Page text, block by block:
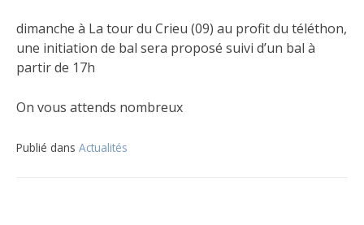
dimanche à La tour du Crieu (09) au profit du téléthon,
une initiation de bal sera proposé suivi d’un bal à
partir de 17h
On vous attends nombreux
Publié dans Actualités